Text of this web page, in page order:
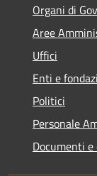
Organi di
Aree
Uffici
Enti e
Politici
Personale
Documenti e